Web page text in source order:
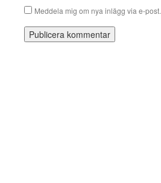
Meddela mig om nya inlägg via e-post.